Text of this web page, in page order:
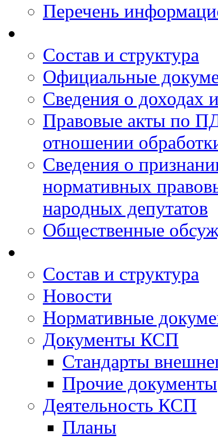
Перечень
Состав и структура
Официальные
Сведения о доходах
Правовые акты по
отношении
Сведения о
нормативных
народных депутатов
Общественные
Состав и структура
Новости
Нормативные
Документы КСП
Стандарты
Прочие документы
Деятельность КСП
Планы